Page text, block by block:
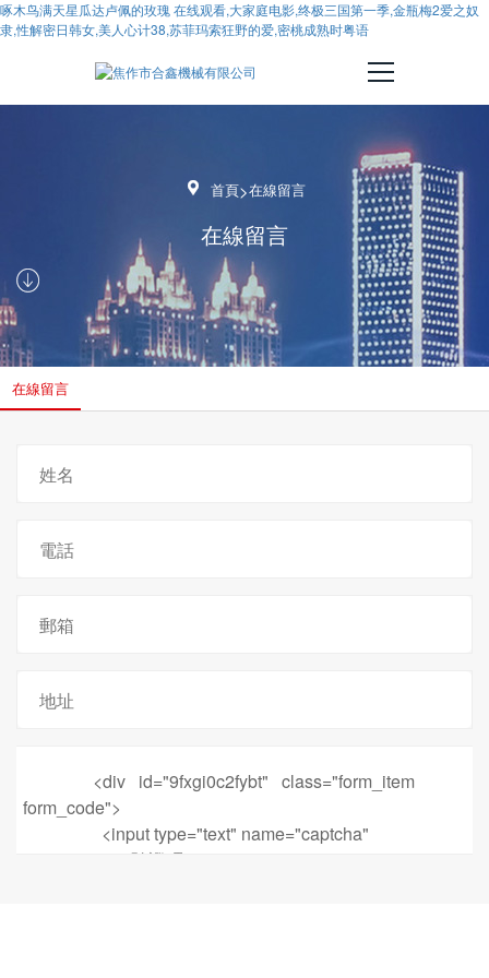
啄木鸟满天星瓜达卢佩的玫瑰 在线观看,大家庭电影,终极三国第一季,金瓶梅2爱之奴
隶,性解密日韩女,美人心计38,苏菲玛索狂野的爱,密桃成熟时粤语
 首頁>在線留言
在線留言

在線留言